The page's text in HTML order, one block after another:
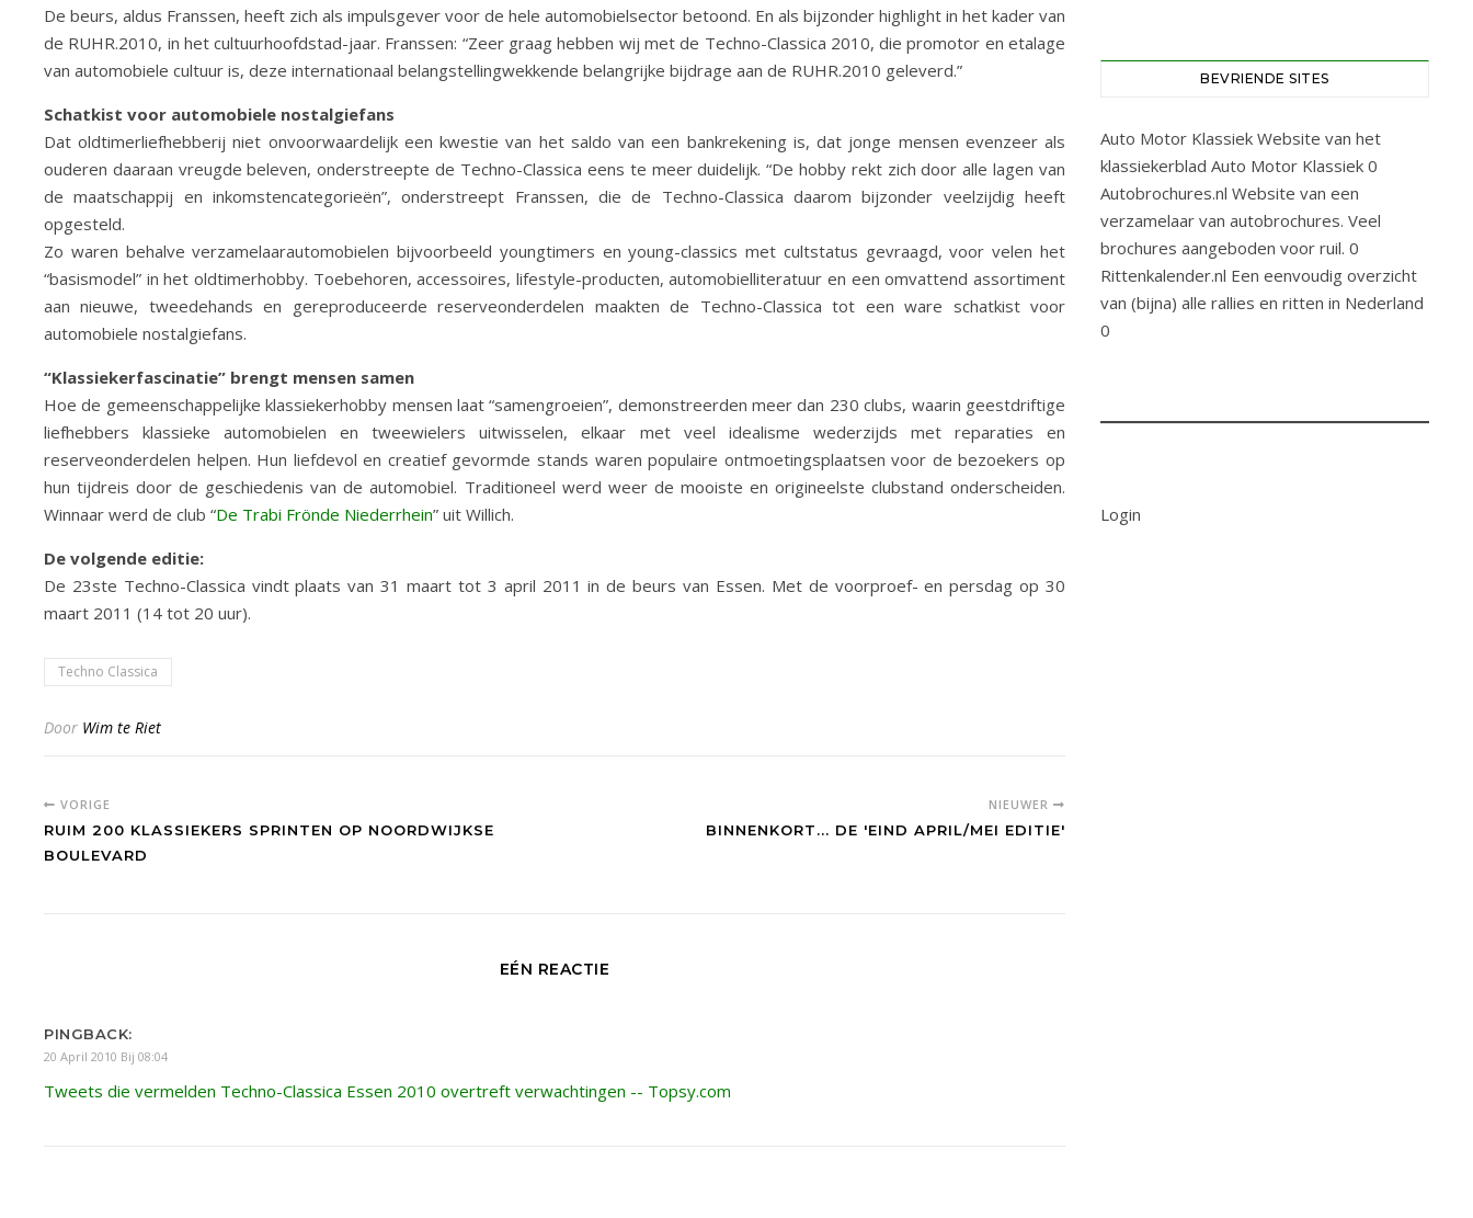
De beurs, aldus Franssen, heeft zich als impulsgever voor de hele automobielsector betoond. En als bijzonder highlight in het kader van
de RUHR.2010, in het cultuurhoofdstad-jaar. Franssen: “Zeer graag hebben wij met de Techno-Classica 2010, die promotor en etalage
van automobiele cultuur is, deze internationaal belangstellingwekkende belangrijke bijdrage aan de RUHR.2010 geleverd.”
Schatkist voor automobiele nostalgiefans
Dat oldtimerliefhebberij niet onvoorwaardelijk een kwestie van het saldo van een bankrekening is, dat jonge mensen evenzeer als
ouderen daaraan vreugde beleven, onderstreepte de Techno-Classica eens te meer duidelijk. “De hobby rekt zich door alle lagen van
de maatschappij en inkomstencategorieën”, onderstreept Franssen, die de Techno-Classica daarom bijzonder veelzijdig heeft
opgesteld.
Zo waren behalve verzamelaarautomobielen bijvoorbeeld youngtimers en young-classics met cultstatus gevraagd, voor velen het
“basismodel” in het oldtimerhobby. Toebehoren, accessoires, lifestyle-producten, automobielliteratuur en een omvattend assortiment
aan nieuwe, tweedehands en gereproduceerde reserveonderdelen maakten de Techno-Classica tot een ware schatkist voor
automobiele nostalgiefans.
“Klassiekerfascinatie” brengt mensen samen
Hoe de gemeenschappelijke klassiekerhobby mensen laat “samengroeien”, demonstreerden meer dan 230 clubs, waarin geestdriftige
liefhebbers klassieke automobielen en tweewielers uitwisselen, elkaar met veel idealisme wederzijds met reparaties en
reserveonderdelen helpen. Hun liefdevol en creatief gevormde stands waren populaire ontmoetingsplaatsen voor de bezoekers op
hun tijdreis door de geschiedenis van de automobiel. Traditioneel werd weer de mooiste en origineelste clubstand onderscheiden.
Winnaar werd de club “De Trabi Frönde Niederrhein” uit Willich.
De volgende editie:
De 23ste Techno-Classica vindt plaats van 31 maart tot 3 april 2011 in de beurs van Essen. Met de voorproef- en persdag op 30
maart 2011 (14 tot 20 uur).
Techno Classica
Door Wim te Riet
VORIGE
RUIM 200 KLASSIEKERS SPRINTEN OP NOORDWIJKSE
BOULEVARD
NIEUWER
BINNENKORT... DE 'EIND APRIL/MEI EDITIE'
EÉN REACTIE
PINGBACK:
20 April 2010 Bij 08:04
Tweets die vermelden Techno-Classica Essen 2010 overtreft verwachtingen -- Topsy.com
BEVRIENDE SITES
Auto Motor Klassiek Website van het
klassiekerblad Auto Motor Klassiek 0
Autobrochures.nl Website van een
verzamelaar van autobrochures. Veel
brochures aangeboden voor ruil. 0
Rittenkalender.nl Een eenvoudig overzicht
van (bijna) alle rallies en ritten in Nederland
0
Login